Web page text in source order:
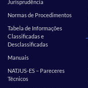
Jurisprudência
Normas de Procedimentos
Tabela de Informações
Classificadas e
Desclassificadas
Manuais
NATJUS-ES – Pareceres
Técnicos